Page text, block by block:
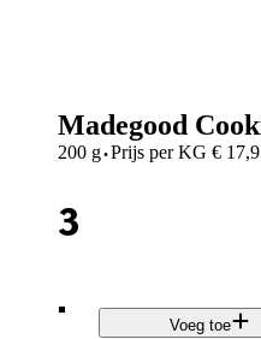
Madegood
200 g·Prijs per KG €
3
.
Voeg toe